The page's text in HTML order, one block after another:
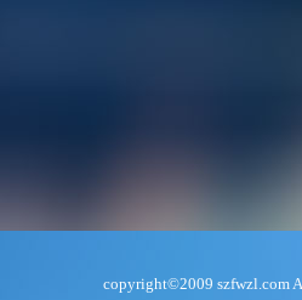
copyright©2009 szfwzl.com